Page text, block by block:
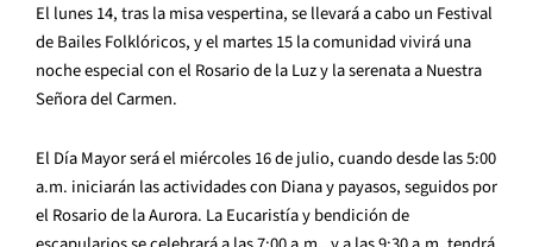
El lunes 14, tras la misa vespertina, se llevará a cabo un Festival
de Bailes Folklóricos, y el martes 15 la comunidad vivirá una
noche especial con el Rosario de la Luz y la serenata a Nuestra
Señora del Carmen.
El Día Mayor será el miércoles 16 de julio, cuando desde las 5:00
a.m. iniciarán las actividades con Diana y payasos, seguidos por
el Rosario de la Aurora. La Eucaristía y bendición de